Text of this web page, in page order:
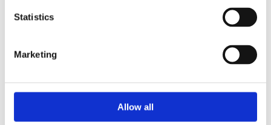
Statistics
Marketing
Allow all